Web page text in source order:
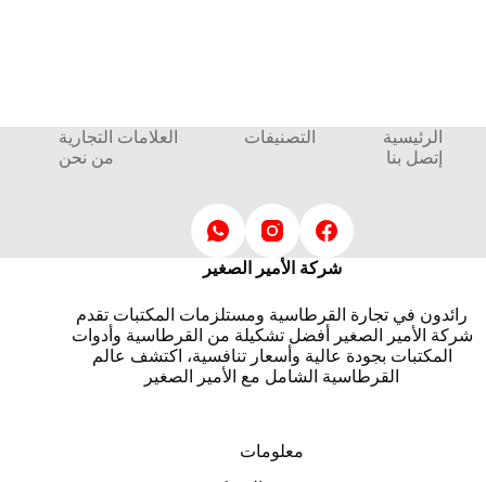
الرئيسية التصنيفات
العلامات التجارية
إتصل بنا
من نحن
شركة الأمير الصغير
رائدون في تجارة القرطاسية ومستلزمات المكتبات تقدم
شركة الأمير الصغير أفضل تشكيلة من القرطاسية وأدوات
المكتبات بجودة عالية وأسعار تنافسية، اكتشف عالم
القرطاسية الشامل مع الأمير الصغير
معلومات